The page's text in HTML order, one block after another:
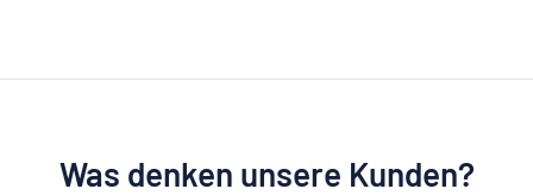
Was denken unsere Kunden?